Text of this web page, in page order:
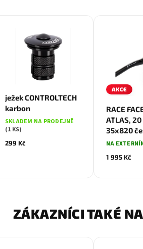
ježek CONTROLTECH
karbon
SKLADEM NA PRODEJNĚ
(1 KS)
299 Kč
AKCE
RACE
ATLAS, 20
35x820
NA
1 995 Kč
ZÁKAZNÍCI TAKÉ